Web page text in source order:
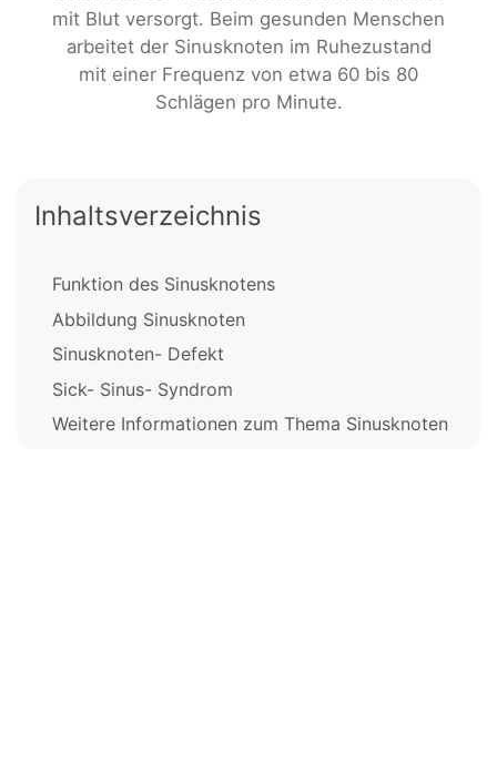
mit Blut versorgt. Beim gesunden Menschen
arbeitet der Sinusknoten im Ruhezustand
mit einer Frequenz von etwa 60 bis 80
Schlägen pro Minute.
Inhaltsverzeichnis
Funktion des Sinusknotens
Abbildung Sinusknoten
Sinusknoten- Defekt
Sick- Sinus- Syndrom
Weitere Informationen zum Thema Sinusknoten